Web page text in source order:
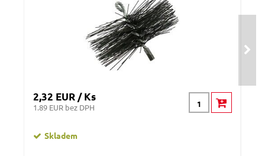
2,32 EUR / Ks
1.89 EUR bez DPH
Skladem